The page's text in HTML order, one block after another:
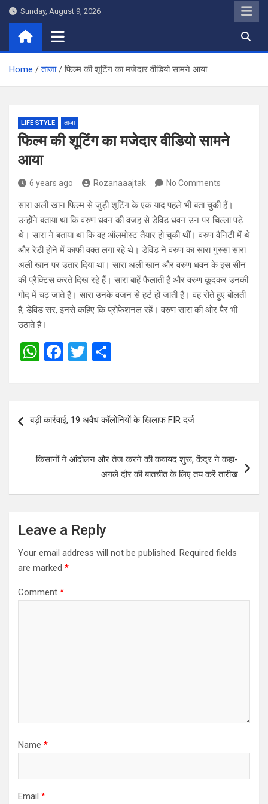
Skip
content
Sunday, August 9, 2026
Home ताजा फिल्म की शूटिंग का मजेदार वीडियो सामने आया
LIFE STYLE ताजा
फिल्म की शूटिंग का मजेदार वीडियो सामने
आया
6 years ago Rozanaaajtak No Comments
सारा अली खान फिल्म से जुड़ी शूटिंग के एक याद पहले भी बता चुकी हैं।
उन्होंने बताया था कि वरुण धवन की वजह से डेविड धवन उन पर चिल्ला पड़े
थे। सारा ने बताया था कि वह ऑलमोस्ट तैयार हो चुकी थीं। वरुण वैनिटी में थे
और रेडी होने में काफी वक्त लगा रहे थे। डेविड ने वरुण का सारा गुस्सा सारा
अली खान पर उतार दिया था। सारा अली खान और वरुण धवन के इस सीन
की प्रैक्टिस करते दिख रहे हैं। सारा बाहें फैलाती हैं और वरुण कूदकर उनकी
गोद में चढ़ जाते हैं। सारा उनके वजन से हर्ट हो जाती हैं। वह रोते हुए बोलती
हैं, डेविड सर, इनसे कहिए कि प्रोफेशनल रहें। वरुण सारा की ओर पैर भी
उठाते हैं।
W
at
s
A
p
p
F
ce
b
o
o
k
T
tt
er
ar
e
navigation
बड़ी कार्रवाई, 19 अवैध कॉलोनियों के खिलाफ FIR दर्ज
किसानों ने आंदोलन और तेज करने की कवायद शुरू, केंद्र ने कहा-
अगले दौर की बातचीत के लिए तय करें तारीख
Leave a Reply
Your email address will not be published. Required fields
are marked *
Comment *
Name *
Email *